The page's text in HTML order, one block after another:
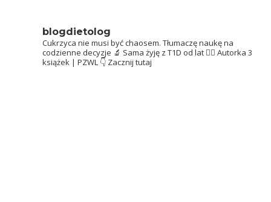
blogdietolog
Cukrzyca nie musi być chaosem. Tłumaczę naukę na
codzienne decyzje 🔬 Sama żyję z T1D od lat 👩‍⚕️ Autorka 3
książek | PZWL 👇 Zacznij tutaj